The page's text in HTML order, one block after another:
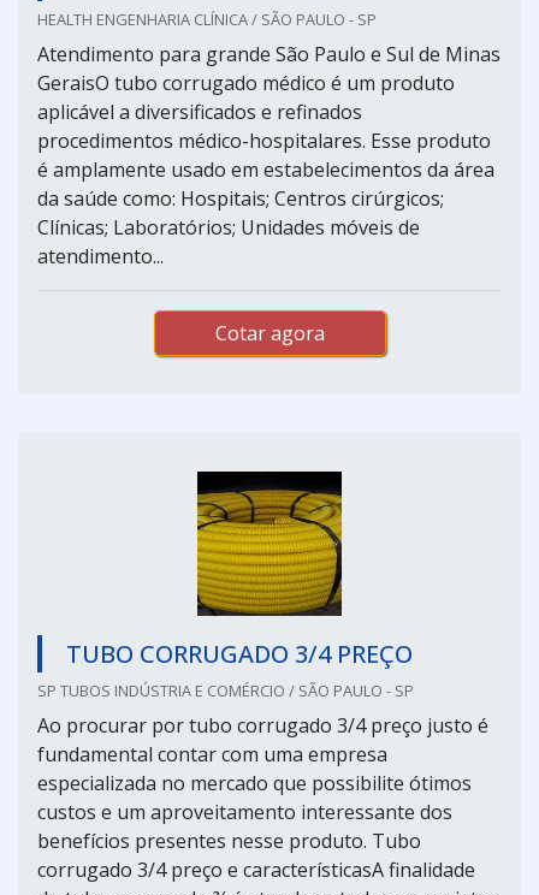
HEALTH ENGENHARIA CLÍNICA / SÃO PAULO - SP
Atendimento para grande São Paulo e Sul de Minas
GeraisO tubo corrugado médico é um produto
aplicável a diversificados e refinados
procedimentos médico-hospitalares. Esse produto
é amplamente usado em estabelecimentos da área
da saúde como: Hospitais; Centros cirúrgicos;
Clínicas; Laboratórios; Unidades móveis de
atendimento...
Cotar agora
TUBO CORRUGADO 3/4 PREÇO
SP TUBOS INDÚSTRIA E COMÉRCIO / SÃO PAULO - SP
Ao procurar por tubo corrugado 3/4 preço justo é
fundamental contar com uma empresa
especializada no mercado que possibilite ótimos
custos e um aproveitamento interessante dos
benefícios presentes nesse produto. Tubo
corrugado 3/4 preço e característicasA finalidade